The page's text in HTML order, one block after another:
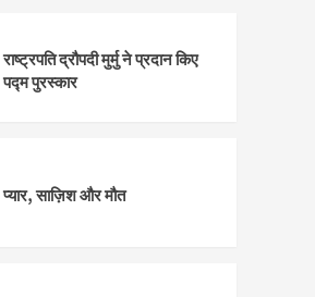
राष्ट्रपति द्रौपदी मुर्मु ने प्रदान किए
पद्म पुरस्कार
प्यार, साज़िश और मौत